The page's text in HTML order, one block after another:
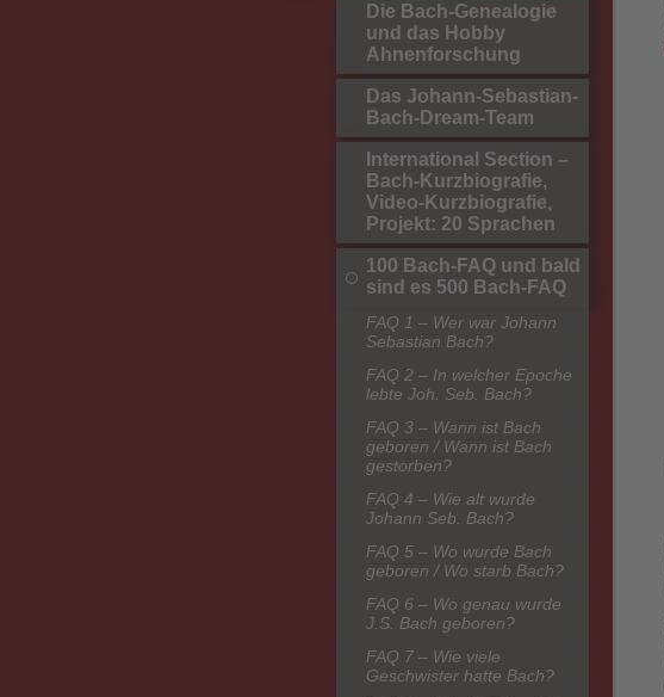
Die Bach-Genealogie
und das Hobby
Ahnenforschung
Das Johann-Sebastian-
Bach-Dream-Team
International Section –
Bach-Kurzbiografie,
Video-Kurzbiografie,
Projekt: 20 Sprachen
100 Bach-FAQ und bald
sind es 500 Bach-FAQ
FAQ 1 – Wer war Johann
Sebastian Bach?
FAQ 2 – In welcher Epoche
lebte Joh. Seb. Bach?
FAQ 3 – Wann ist Bach
geboren / Wann ist Bach
gestorben?
FAQ 4 – Wie alt wurde
Johann Seb. Bach?
FAQ 5 – Wo wurde Bach
geboren / Wo starb Bach?
FAQ 6 – Wo genau wurde
J.S. Bach geboren?
FAQ 7 – Wie viele
Geschwister hatte Bach?